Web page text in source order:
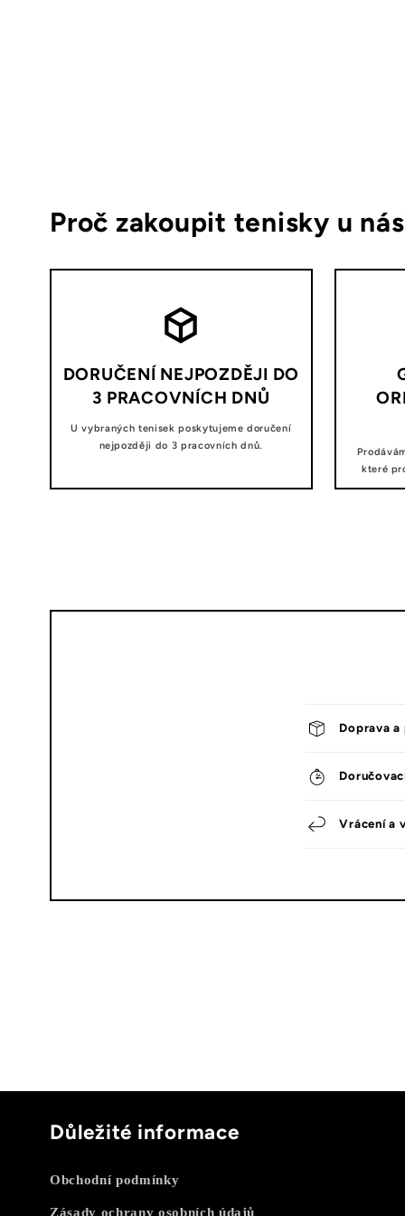
Proč zakoupit tenisky u
DORUČENÍ NEJPOZDĚJI DO
3 PRACOVNÍCH DNŮ
U vybraných tenisek poskytujeme doručení
nejpozději do 3 pracovních dnů.
které
Doprava a
Vrácení a
Důležité informace
Obchodní podmínky
Zásady ochrany osobních údajů